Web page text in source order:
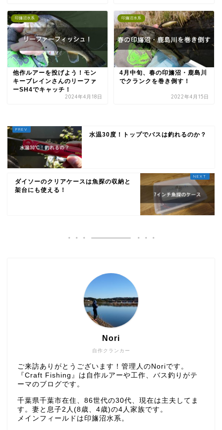
印旛沼水系
他作ルアーを投げよう！モン
キーブレインさんのリーファ
ーSH4でキャッチ！
2024年4月18日
印旛沼水系
4月中旬、春の印旛沼・鹿島川
でクランクを巻き倒す！
2022年4月15日
水温30度！トップでバスは釣れるのか？
ダイソーのクリアケースは魚探の収納と
架台にも使える！
自作クランカー
Nori
ご来訪ありがとうございます！管理人のNoriです。
『Craft Fishing』は自作ルアーや工作、バス釣りがテ
ーマのブログです。
千葉県千葉市在住、86世代の30代、現在は主夫してま
す。妻と息子2人(8歳、4歳)の4人家族です。
メインフィールドは印旛沼水系。